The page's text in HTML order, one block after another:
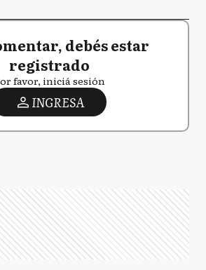
debés estar
registrado
favor, iniciá sesión
INGRESA